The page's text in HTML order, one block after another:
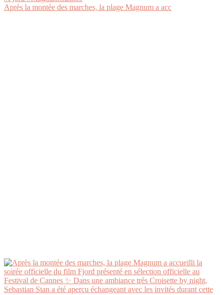
Après la montée des marches, la plage Magnum a acc